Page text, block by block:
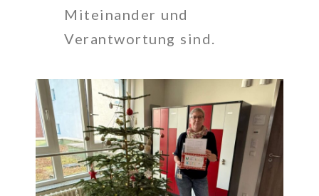
Miteinander und
Verantwortung sind.